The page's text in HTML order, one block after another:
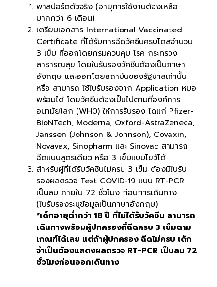
พาสปอร์ตตัวจริง (อายุการใช้งานต้องเหลือ
มากกว่า 6 เดือน)
เตรียมเอกสาร International Vaccinated
Certificate ที่ได้รับการฉีดวัคซีนครบโดสจำนวน
3 เข็ม ที่ออกโดยกรมควบคุม โรค กระทรวง
สาธารณสุข โดยใบรับรองวัคชีนต้องเป็นภาษา
อังกฤษ และออกโดยสถาบันของรัฐบาลเท่านั้น
หรือ สามารถ ใช้ใบรับรองจาก Application หมอ
พร้อมได้ โดยวัคชีนต้องเป็นไปตามที่องค์การ
อนามัยโลก (WH0) ให้การรับรอง ไดแก่ Pfizer-
BioNTech, Moderna, Oxford-AstraZeneca,
Janssen (Johnson & Johnson), Covaxin,
Novavax, Sinopharm และ Sinovac สามารถ
ฉีดแบบสูตรเดียว หรือ 3 เข็มแบบไขว้ได้
สำหรับผู้ที่ได้รับวัคซีนไม่ครบ 3 เข็ม ต้องมีใบรับ
รองผลตรวจ Test COVID-19 แบบ RT-PCR
เป็นลบ ภายใน 72 ชั่วโมง ก่อนการเดินทาง
(ใบรับรองระบุข้อมูลเป็นภาษาอังกฤษ)
*เด็กอายุต่ำกว่า 18 ปี ที่ไม่ได้รับวัคซีน สามารถ
เดินทางพร้อมผู้ปกครองที่ฉีดครบ 3 เข็มตาม
เกณฑ์ได้เลย แต่ถ้าผู้ปกครอง ฉีดไม่ครบ เด็ก
จำเป็นต้องแสดงผลตรวจ RT-PCR เป็นลบ 72
ชั่วโมงก่อนออกเดินทาง